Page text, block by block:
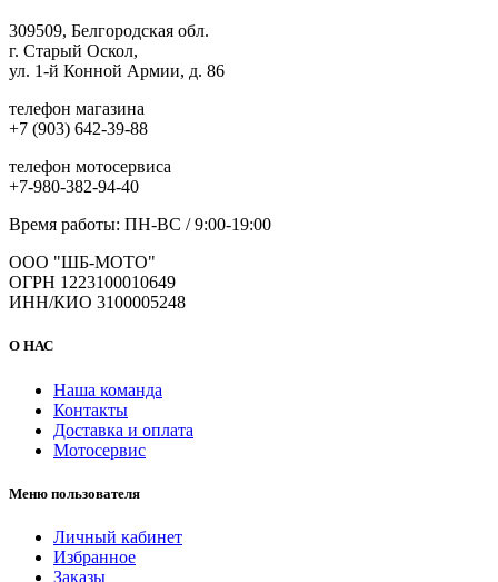
309509, Белгородская обл.
г. Старый Оскол,
ул. 1-й Конной Армии, д. 86
телефон магазина
+7 (903) 642-39-88
телефон мотосервиса
+7-980-382-94-40
Время работы: ПН-ВС / 9:00-19:00
ООО "ШБ-МОТО"
ОГРН 1223100010649
ИНН/КИО 3100005248
О НАС
Наша команда
Контакты
Доставка и оплата
Мотосервис
Меню пользователя
Личный кабинет
Избранное
Заказы